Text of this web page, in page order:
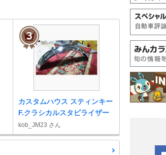
カスタムハウス スティンキー
F.クラシカルスタビライザー
kob_JM23 さん